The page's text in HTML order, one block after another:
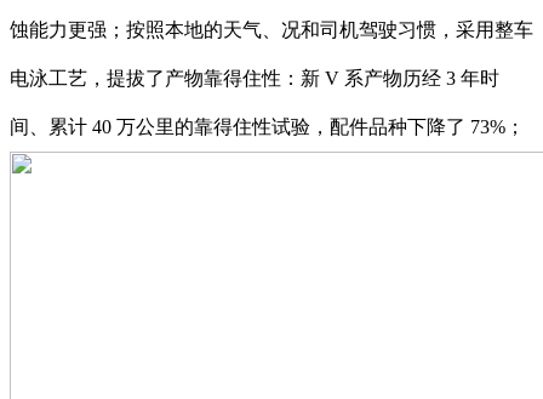
蚀能力更强；按照本地的天气、况和司机驾驶习惯，采用整车
电泳工艺，提拔了产物靠得住性：新 V 系产物历经 3 年时
间、累计 40 万公里的靠得住性试验，配件品种下降了 73%；